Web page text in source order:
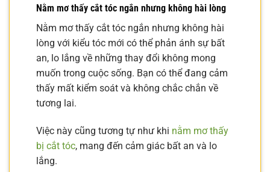
Nằm mơ thấy cắt tóc ngắn nhưng không hài lòng
Nằm mơ thấy cắt tóc ngắn nhưng không hài
lòng với kiểu tóc mới có thể phản ánh sự bất
an, lo lắng về những thay đổi không mong
muốn trong cuộc sống. Bạn có thể đang cảm
thấy mất kiểm soát và không chắc chắn về
tương lai.
Việc này cũng tương tự như khi nằm mơ thấy
bị cắt tóc, mang đến cảm giác bất an và lo
lắng.